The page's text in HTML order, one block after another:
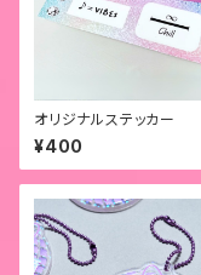
オリジナルステッカー
¥400